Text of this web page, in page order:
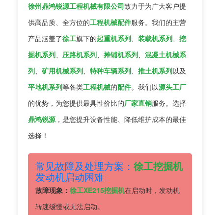
徐州鼎鸿锐源工程机械有限公司致力于为广大客户提
供高品质、全方位的工程机械配件服务。我们的主营
产品涵盖了徐工旗下的起重机系列、 装载机系列、 挖
掘机系列、 压路机系列、 摊铺机系列、 混凝土机械系
列、 矿用机械系列、 特种车辆系列、 推土机系列以及
平地机系列等各类工程机械的配件。我们以源头工厂
的优势，为您提供最具性价比的厂家直销服务。选择
鼎鸿锐源，是您提升设备性能、降低维护成本的最佳
选择！
常见故障及处理方案： 徐工挖掘机
发动机启动困难
故障现象： 徐工XE215挖掘机在启动时，发动机
转速缓慢或无法启动。